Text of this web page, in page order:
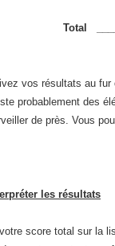
vos résultats au fur
probablement des
de près. Vous
les résultats
score total sur la